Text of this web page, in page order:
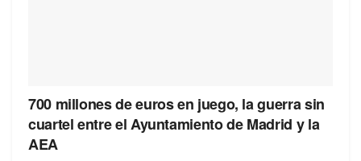
700 millones de euros en juego, la guerra sin
cuartel entre el Ayuntamiento de Madrid y la
AEA